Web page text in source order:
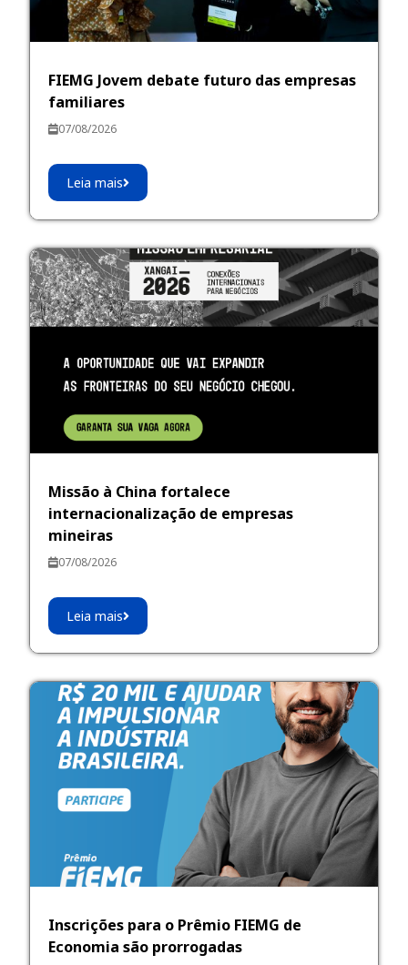
FIEMG Jovem debate futuro das empresas
familiares
07/08/2026
Leia mais
Missão à China fortalece
internacionalização de empresas
mineiras
07/08/2026
Leia mais
Inscrições para o Prêmio FIEMG de
Economia são prorrogadas